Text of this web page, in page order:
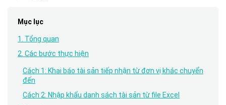
Mục lục
1. Tổng quan
2. Các bước thực hiện
Cách 1: Khai báo tài sản tiếp nhận từ đơn vị khác chuyển
đến
Cách 2: Nhập khẩu danh sách tài sản từ file Excel